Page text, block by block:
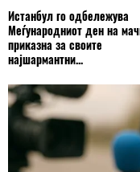
Истанбул го одбележува
Меѓународниот ден на
приказна за своите
најшармантни...